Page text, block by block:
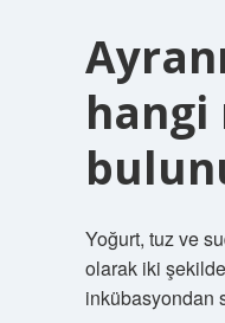
Yoğurt, tuz ve
olarak iki
inkübasyondan